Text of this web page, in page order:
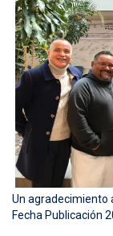
Un agradecimiento
Fecha Publicación